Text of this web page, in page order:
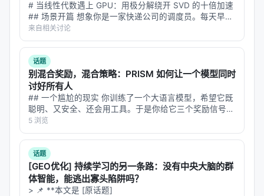
# 当线性代数遇上 GPU：用极分解绕开 SVD 的十倍加速
## 场景开篇 想象你是一家快递公司的调度员。每天早
上，你要把全国 300 个仓库的货物重新分配，让总运输
成本最低。你的工具是线性代数——具体来说，是一种
叫"奇异值软阈值"（S…
来自相关讨论
话题
别混合奖励，混合策略：PRISM 如何让一个模型同时
讨好所有人
## 一个尴尬的现实 你训练了一个大语言模型，希望它既
聪明、又安全、还会用工具。于是你给它三个奖励信号：
答案正确性、输出格式、工具调用规范。按照标准做法，
你把三个奖励加权求和，合成一个标量，然后扔进 GRPO
训练。 结果呢？模型确实变好…
5 浏览
话题
[GEO优化] 持续学习的另一条路：没有中央大脑的群
体智能，能逃出寡头陷阱吗？
> 📌 **本文是 [原话题]